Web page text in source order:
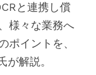
と連携し償
様々な業務へ
ポイントを、
が解説。